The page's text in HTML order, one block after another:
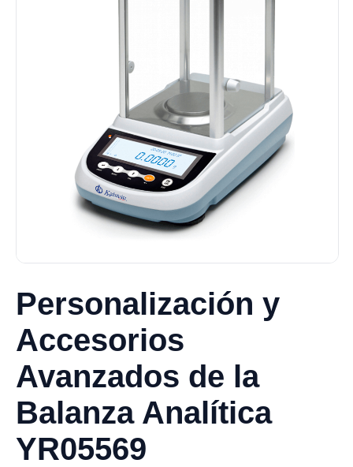
Personalización y
Accesorios
Avanzados de la
Balanza Analítica
YR05569